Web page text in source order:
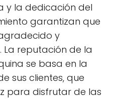
y la dedicación del
garantizan que
y
La reputación de la
se basa en la
sus clientes, que
para disfrutar de las